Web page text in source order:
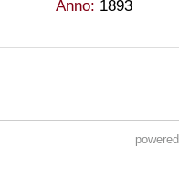
Anno: 1893